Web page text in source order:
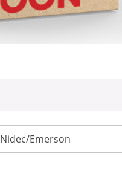
Nidec/Emerson